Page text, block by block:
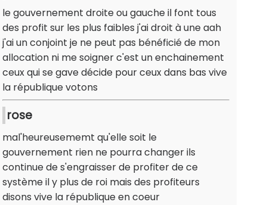
le gouvernement droite ou gauche il font tous
des profit sur les plus faibles j'ai droit à une aah
j'ai un conjoint je ne peut pas bénéficié de mon
allocation ni me soigner c'est un enchainement
ceux qui se gave décide pour ceux dans bas vive
la république votons
rose
mal'heureusememt qu'elle soit le
gouvernement rien ne pourra changer ils
continue de s'engraisser de profiter de ce
système il y plus de roi mais des profiteurs
disons vive la république en coeur